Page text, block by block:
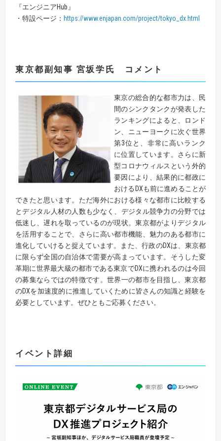
『エンジニアHub』
・特設ページ： https://www.enjapan.com/project/tokyo_dx.html
東京都副知事 宮坂学氏 コメント
東京の総合的な都市力は、民
間のシンクタンクが発表した
ランキングによると、ロンド
ン、ニューヨークに次ぐ世界
第3位と、非常に高いランク
に位置しています。さらに新
型コロナウィルスという外的
要因により、結果的に都政に
おけるDXも前に進めることが
できたと思います。ただ海外における様々な都市に比較する
とデジタル人材の人数も少なく、デジタル競争力の分野では
低迷し、遅れを取っているのが現状。東京都がよりデジタル
を活用することで、さらに高い都市機能、魅力のある都市に
進化していけると捉えています。また、行政のDXは、東京都
に限らず全国の自治体で需要が高まっています。そうした変
革期に世界最大級の都市である東京でDXに携われるのは今回
の募集ならではの特徴です。世界一の都市を目指し、東京都
のDXを加速度的に推進していくために皆さんの知識と経験を
必要としています。ぜひともご応募ください。
イベント詳細